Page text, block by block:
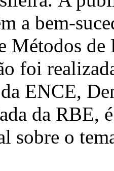
a bem-
Métodos
foi
ENCE,
da RBE,
sobre o